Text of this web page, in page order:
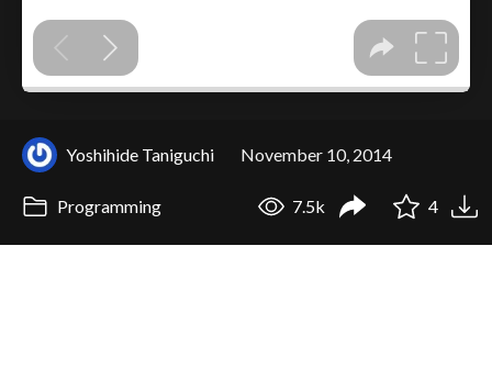
Yoshihide Taniguchi November 10, 2014
Programming 7.5k 4